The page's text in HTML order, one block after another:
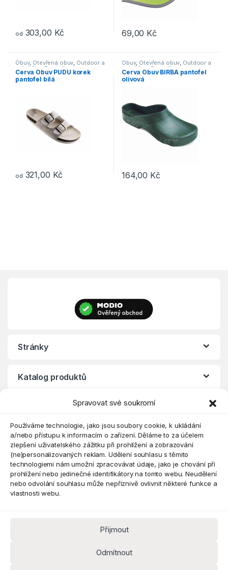
Spravovat své soukromí
Používáme technologie, jako jsou soubory cookie, k ukládání
a/nebo přístupu k informacím o zařízení. Děláme to za účelem
zlepšení uživatelského zážitku při prohlížení a zobrazování
(ne)personalizovaných reklam. Udělení souhlasu s těmito
technologiemi nám umožní zpracovávat údaje, jako je chování při
prohlížení nebo jedinečné identifikátory na tomto webu. Neudělení
nebo odvolání souhlasu může nepříznivě ovlivnit některé funkce a
vlastnosti webu.
Přijmout
Odmítnout
od 303,00 Kč
Tento produkt má více variant. Možnosti lze vybrat na stránce
69,00 Kč
Obuv, Otevřená obuv, Outdoor a
volný čas, Pantofle
Cerva Obuv PUDU korek
pantofel bílá
od 321,00 Kč
Obuv, Otevřená obuv, Outdoor a
volný čas, Pantofle
Cerva Obuv BIRBA pantofel
olivová
164,00 Kč
Stránky
Katalog produktů
Máte dotaz? Kontaktujte nás
k.cz